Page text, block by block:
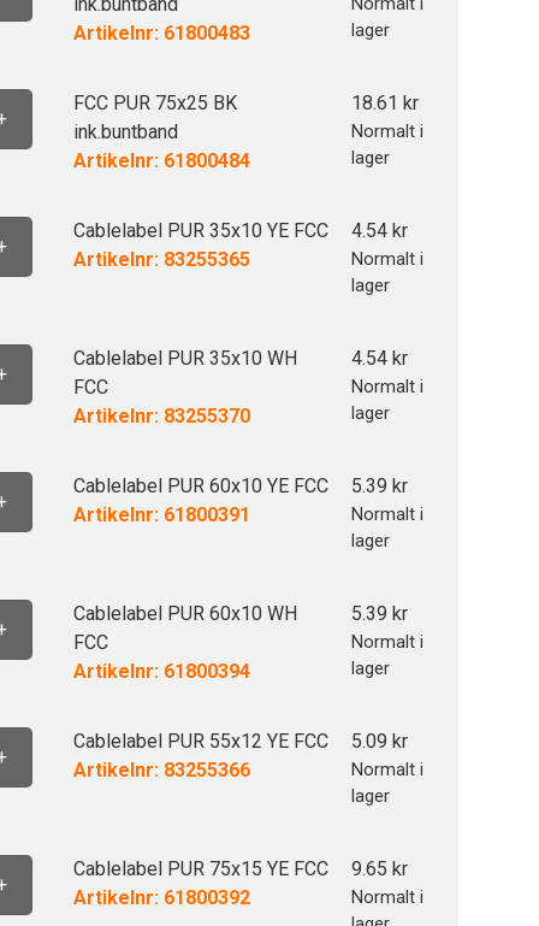
Artikelnr: 61800483
lager
FCC PUR 75x25 BK
ink.buntband
Artikelnr: 61800484
18.61 kr
Normalt i
lager
Cablelabel PUR 35x10 YE FCC
Artikelnr: 83255365
4.54 kr
Normalt i
lager
Cablelabel PUR 35x10 WH
FCC
Artikelnr: 83255370
4.54 kr
Normalt i
lager
Cablelabel PUR 60x10 YE FCC
Artikelnr: 61800391
5.39 kr
Normalt i
lager
Cablelabel PUR 60x10 WH
FCC
Artikelnr: 61800394
5.39 kr
Normalt i
lager
Cablelabel PUR 55x12 YE FCC
Artikelnr: 83255366
5.09 kr
Normalt i
lager
Cablelabel PUR 75x15 YE FCC
Artikelnr: 61800392
9.65 kr
Normalt i